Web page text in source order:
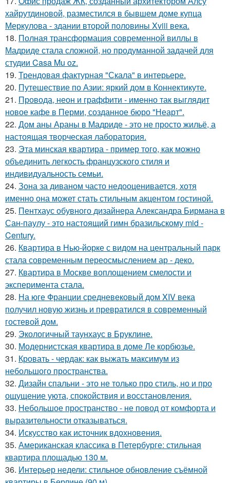
хайрутдиновой, разместился в бывшем доме купца
Меркулова - здании второй половины Xviii века.
18. Полная трансформация современной виллы в
Мадриде стала сложной, но продуманной задачей для
студии Casa Mu oz.
19. Трендовая фактурная "Скала" в интерьере.
20. Путешествие по Азии: яркий дом в Коннектикуте.
21. Провода, неон и граффити - именно так выглядит
новое кафе в Перми, созданное бюро "Неарт".
22. Дом аны Араны в Мадриде - это не просто жильё, а
настоящая творческая лаборатория.
23. Эта минская квартира - пример того, как можно
объединить легкость французского стиля и
индивидуальность семьи.
24. Зона за диваном часто недооценивается, хотя
именно она может стать стильным акцентом гостиной.
25. Пентхаус обувного дизайнера Александра Бирмана в
Сан-паулу - это настоящий гимн бразильскому mid -
Century.
26. Квартира в Нью-йорке с видом на центральный парк
стала современным переосмыслением ар - деко.
27. Квартира в Москве воплощением смелости и
эксперимента стала.
28. На юге Франции средневековый дом XIV века
получил новую жизнь и превратился в современный
гостевой дом.
29. Экологичный таунхаус в Бруклине.
30. Модернистская квартира в доме Ле корбюзье.
31. Кровать - чердак: как выжать максимум из
небольшого пространства.
32. Дизайн спальни - это не только про стиль, но и про
ощущение уюта, спокойствия и восстановления.
33. Небольшое пространство - не повод от комфорта и
выразительности отказываться.
34. Искусство как источник вдохновения.
35. Американская классика в Петербурге: стильная
квартира площадью 130 м.
36. Интерьер недели: стильное обновление съёмной